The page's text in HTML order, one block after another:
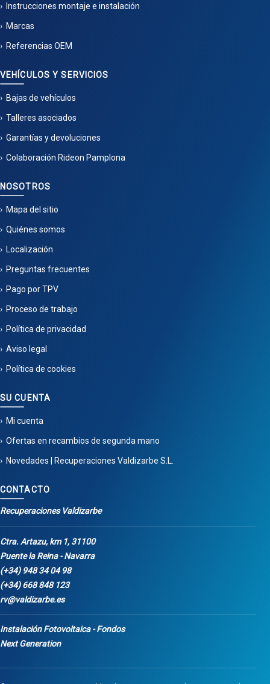
Instrucciones montaje e instalación
Marcas
Referencias OEM
VEHÍCULOS Y SERVICIOS
Bajas de vehículos
Talleres asociados
Garantías y devoluciones
Colaboración Rideon Pamplona
NOSOTROS
Mapa del sitio
Quiénes somos
Localización
Preguntas frecuentes
Pago por TPV
Proceso de trabajo
Política de privacidad
Aviso legal
Política de cookies
SU CUENTA
Mi cuenta
Ofertas en recambios de segunda mano
Novedades | Recuperaciones Valdizarbe S.L.
CONTACTO
Recuperaciones Valdizarbe
Ctra. Artazu, km 1, 31100
Puente la Reina - Navarra
(+34) 948 34 04 98
(+34) 668 848 123
rv@valdizarbe.es
Instalación Fotovoltaica - Fondos
Next Generation